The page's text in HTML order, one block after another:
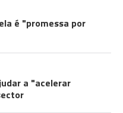
é "promessa por
a "acelerar